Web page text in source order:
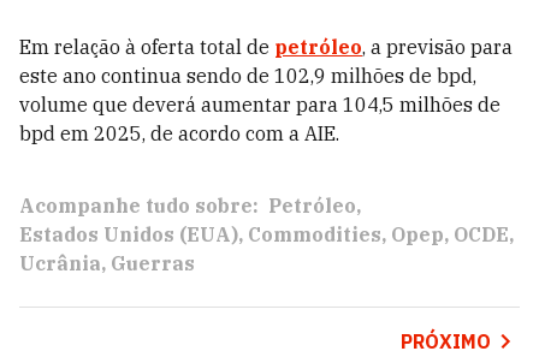
Em relação à oferta total de petróleo, a previsão para
este ano continua sendo de 102,9 milhões de bpd,
volume que deverá aumentar para 104,5 milhões de
bpd em 2025, de acordo com a AIE.
Acompanhe tudo sobre: Petróleo
Estados Unidos (EUA) Commodities Opep OCDE
Ucrânia Guerras
PRÓXIMO